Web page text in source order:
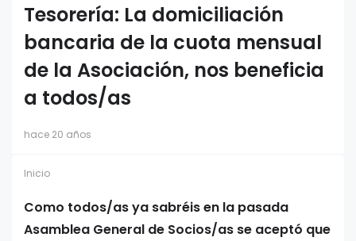
Tesorería: La domiciliación
bancaria de la cuota mensual
de la Asociación, nos beneficia
a todos/as
hace 20 años
Inicio
Como todos/as ya sabréis en la pasada
Asamblea General de Socios/as se aceptó que